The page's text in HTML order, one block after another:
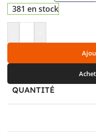
381 en stock
QUANTITÉ